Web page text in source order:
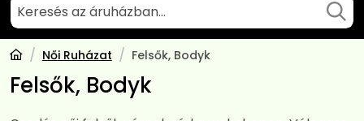
Női Ruházat Felsők, Bodyk
Felsők, Bodyk